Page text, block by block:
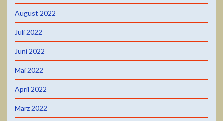
August 2022
Juli 2022
Juni 2022
Mai 2022
April 2022
März 2022